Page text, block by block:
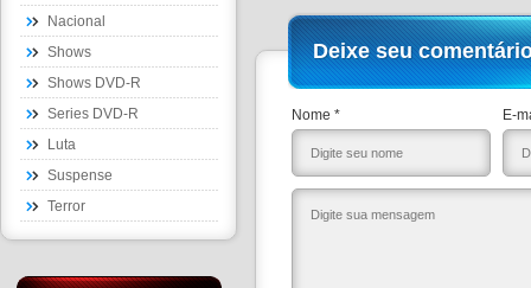
Nacional
Shows
Shows DVD-R
Series DVD-R
Luta
Suspense
Terror
Deixe seu
Nome * E-